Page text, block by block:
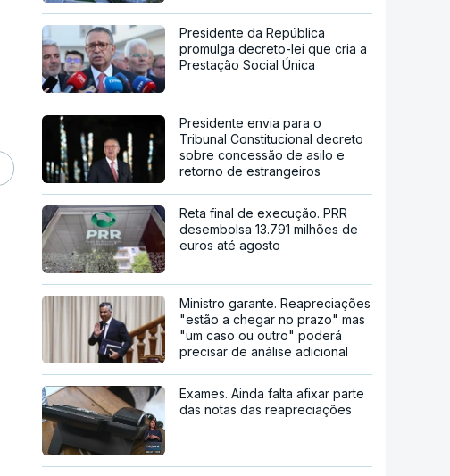
Presidente da República
promulga decreto-lei que cria a
Prestação Social Única
Presidente envia para o
Tribunal Constitucional decreto
sobre concessão de asilo e
retorno de estrangeiros
Reta final de execução. PRR
desembolsa 13.791 milhões de
euros até agosto
Ministro garante. Reapreciações
"estão a chegar no prazo" mas
"um caso ou outro" poderá
precisar de análise adicional
Exames. Ainda falta afixar parte
das notas das reapreciações